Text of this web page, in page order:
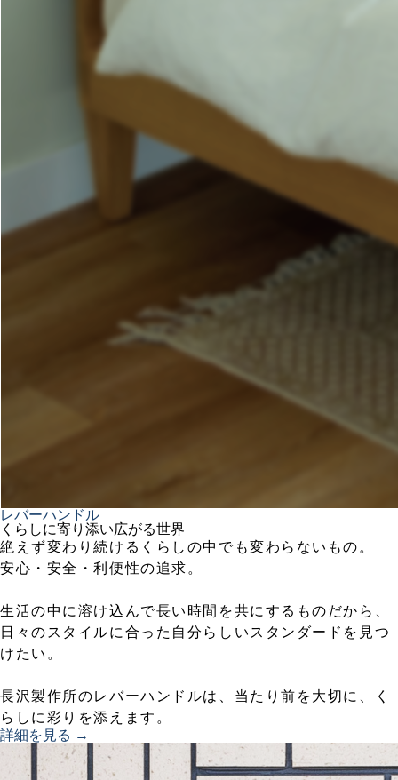
レバーハンドル
くらしに寄り添い広がる世界
絶えず変わり続けるくらしの中でも変わらないもの。
安心・安全・利便性の追求。
生活の中に溶け込んで長い時間を共にするものだから、
日々のスタイルに合った自分らしいスタンダードを見つ
けたい。
長沢製作所のレバーハンドルは、当たり前を大切に、く
らしに彩りを添えます。
詳細を見る →